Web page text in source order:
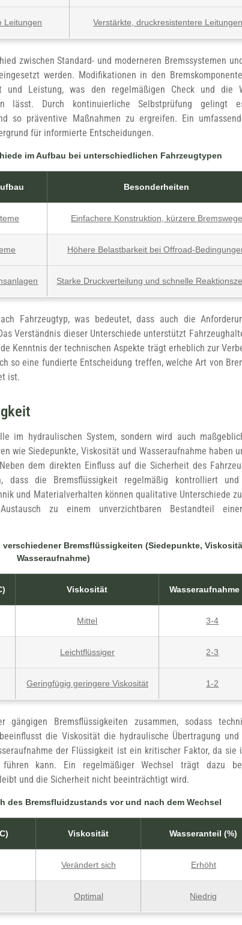
Leitungen Verstärkte, druckresistentere Leitungen
zwischen Standard- und moderneren Bremssystemen
werden. Modifikationen in den
und Leistung, was den regelmäßigen Check und die
lässt. Durch kontinuierliche Selbstprüfung gelingt
so präventive Maßnahmen zu ergreifen. Ein
für informierte Entscheidungen.
im Aufbau bei unterschiedlichen Fahrzeugtypen
Besonderheiten
Einfachere Konstruktion, kürzere Bremswege
Höhere Belastbarkeit bei Offroad-
Starke Druckverteilung und schnelle
Fahrzeugtyp, was bedeutet, dass auch die
Verständnis dieser Unterschiede unterstützt
Kenntnis der technischen Aspekte trägt erheblich zur
so eine fundierte Entscheidung treffen, welche Art von
ist.
im hydraulischen System, sondern wird auch
wie Siedepunkte, Viskosität und Wasseraufnahme haben
dem direkten Einfluss auf die Sicherheit des
dass die Bremsflüssigkeit regelmäßig kontrolliert
und Materialverhalten können qualitative Unterschiede
zu einem unverzichtbaren Bestandteil
Bremsflüssigkeiten (Siedepunkte,
Wasseraufnahme)
Viskosität Wasseraufnahme
Mittel 3-4
Leichtflüssiger 2-3
Geringfügig geringere Viskosität 1-2
Bremsflüssigkeiten zusammen, sodass
die Viskosität die hydraulische Übertragung
der Flüssigkeit ist ein kritischer Faktor, da sie
kann. Ein regelmäßiger Wechsel trägt dazu
und die Sicherheit nicht beeinträchtigt wird.
des Bremsfluidzustands vor und nach dem Wechsel
Viskosität Wasseranteil (%)
Verändert sich Erhöht
Optimal Niedrig